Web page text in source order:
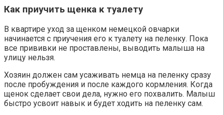
Как приучить щенка к туалету
В квартире уход за щенком немецкой овчарки
начинается с приучения его к туалету на пеленку. Пока
все прививки не проставлены, выводить малыша на
улицу нельзя.
Хозяин должен сам усаживать немца на пеленку сразу
после пробуждения и после каждого кормления. Когда
щенок сделает свои дела, нужно его похвалить. Малыш
быстро усвоит навык и будет ходить на пеленку сам.